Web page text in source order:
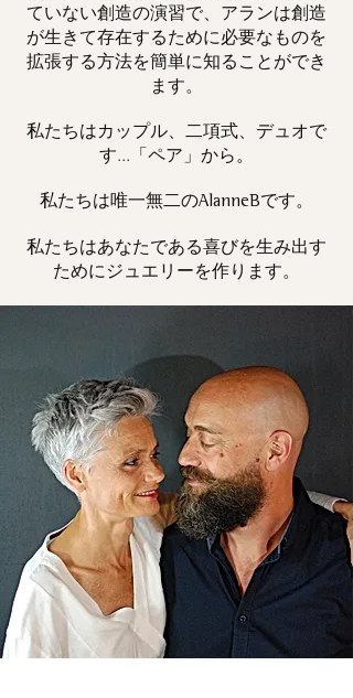
ていない創造の演習で、アランは創造
が生きて存在するために必要なものを
拡張する方法を簡単に知ることができ
ます。
私たちはカップル、二項式、デュオで
す...「ペア」から。
私たちは唯一無二のAlanneBです。
私たちはあなたである喜びを生み出す
ためにジュエリーを作ります。